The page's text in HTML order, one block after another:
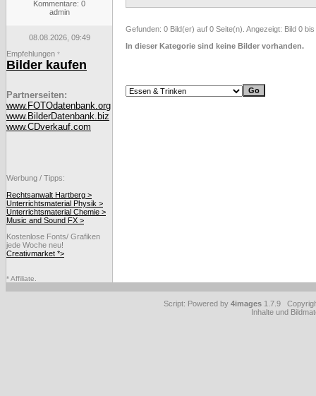
Kommentare: 0
admin
08.08.2026, 09:49
Empfehlungen *
Bilder kaufen
Partnerseiten:
www.FOTOdatenbank.org
www.BilderDatenbank.biz
www.CDverkauf.com
Werbung / Tipps:
Rechtsanwalt Hartberg >
Unterrichtsmaterial Physik >
Unterrichtsmaterial Chemie >
Music and Sound FX >
Kostenlose Fonts/ Grafiken
jede Woche neu!
Creativmarket *>
* Affiliate.
Gefunden: 0 Bild(er) auf 0 Seite(n). Angezeigt: Bild 0 bis
In dieser Kategorie sind keine Bilder vorhanden.
Script: Powered by 4images 1.7.9
Inhalte und